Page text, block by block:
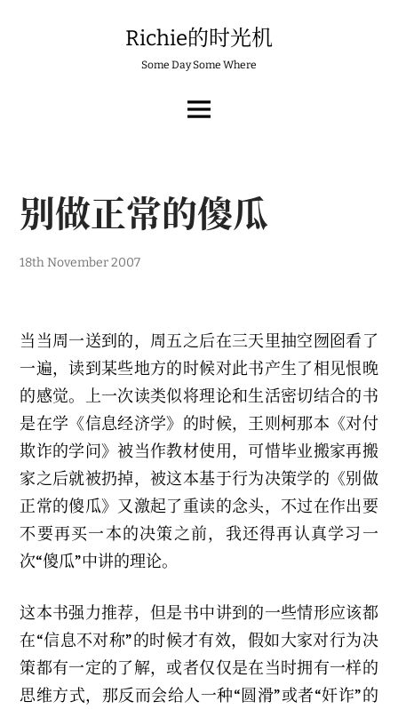
Richie的时光机
Some Day Some Where
MENU
别做正常的傻瓜
18th November 2007
当当周一送到的，周五之后在三天里抽空囫囵看了
一遍，读到某些地方的时候对此书产生了相见恨晚
的感觉。上一次读类似将理论和生活密切结合的书
是在学《信息经济学》的时候，王则柯那本《对付
欺诈的学问》被当作教材使用，可惜毕业搬家再搬
家之后就被扔掉，被这本基于行为决策学的《别做
正常的傻瓜》又激起了重读的念头，不过在作出要
不要再买一本的决策之前，我还得再认真学习一
次“傻瓜”中讲的理论。
这本书强力推荐，但是书中讲到的一些情形应该都
在“信息不对称”的时候才有效，假如大家对行为决
策都有一定的了解，或者仅仅是在当时拥有一样的
思维方式，那反而会给人一种“圆滑”或者“奸诈”的